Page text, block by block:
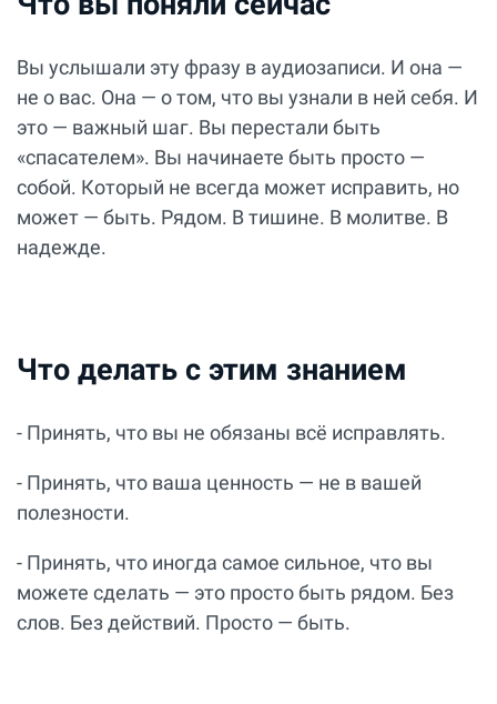
Вы услышали эту фразу в аудиозаписи. И она —
не о вас. Она — о том, что вы узнали в ней себя. И
это — важный шаг. Вы перестали быть
«спасателем». Вы начинаете быть просто —
собой. Который не всегда может исправить, но
может — быть. Рядом. В тишине. В молитве. В
надежде.
Что делать с этим знанием
- Принять, что вы не обязаны всё исправлять.
- Принять, что ваша ценность — не в вашей
полезности.
- Принять, что иногда самое сильное, что вы
можете сделать — это просто быть рядом. Без
слов. Без действий. Просто — быть.